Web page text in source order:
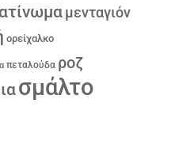
μενταγιόν
ορείχαλκο
πεταλούδα ροζ
σμάλτο